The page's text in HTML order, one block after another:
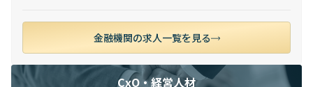
金融機関の求人一覧を見る
CxO・経営人材